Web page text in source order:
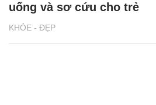
KHỎE - ĐẸP
uống và sơ cứu cho trẻ